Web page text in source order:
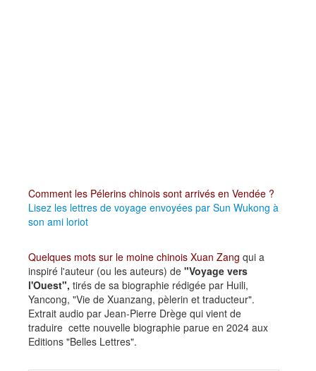
Comment les Pélerins chinois sont arrivés en Vendée ?
Lisez les lettres de voyage envoyées par Sun Wukong à
son ami loriot
Quelques mots sur le moine chinois Xuan Zang qui a
inspiré l'auteur (ou les auteurs) de "Voyage vers
l'Ouest", tirés de sa biographie rédigée par Huili,
Yancong, "Vie de Xuanzang, pèlerin et traducteur".
Extrait audio par Jean-Pierre Drège qui vient de
traduire cette nouvelle biographie parue en 2024 aux
Editions "Belles Lettres".